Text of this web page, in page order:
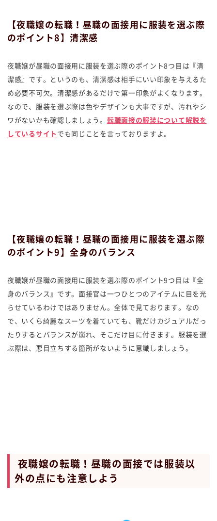
【夜職嬢の転職！昼職の面接用に服装を選ぶ際
のポイント8】清潔感
夜職嬢が昼職の面接用に服装を選ぶ際のポイント8つ目は『清
潔感』です。というのも、清潔感は相手にいい印象を与えるた
め必要不可欠。清潔感があるだけで第一印象がよくなります。
なので、服装を選ぶ際は色やデザインも大事ですが、汚れやシ
ワがないかも確認しましょう。 転職面接の服装について解説を
しているサイト でも同じことを言っておりますよ。
【夜職嬢の転職！昼職の面接用に服装を選ぶ際
のポイント9】全身のバランス
夜職嬢が昼職の面接用に服装を選ぶ際のポイント9つ目は『全
身のバランス』です。面接官は一つひとつのアイテムに目を光
らせているわけではありません。全体で見ております。なの
で、いくら綺麗なスーツを着ていても、靴だけカジュアルだっ
たりするとバランスが崩れ、そこだけ目に付きます。服装を選
ぶ際は、悪目立ちする箇所がないように意識しましょう。
夜職嬢の転職！昼職の面接では服装以
外の点にも注意しよう